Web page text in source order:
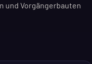
und Vorgängerbauten
Es geht um